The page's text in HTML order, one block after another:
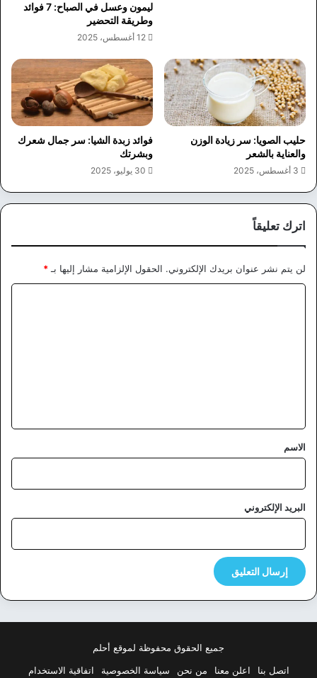
ليمون وعسل في الصباح: 7 فوائد
وطريقة التحضير
12 أغسطس، 2025
حليب الصويا: سر زيادة الوزن
والعناية بالشعر
3 أغسطس، 2025
فوائد زبدة الشيا: سر جمال شعرك
وبشرتك
30 يوليو، 2025
اترك تعليقاً
لن يتم نشر عنوان بريدك الإلكتروني. الحقول الإلزامية مشار إليها بـ*
*
الاسم
البريد الإلكتروني
جميع الحقوق محفوظة لموقع أحلم
اتصل بنا
اعلن معنا من نحن سياسة الخصوصية اتفاقية الاستخدام